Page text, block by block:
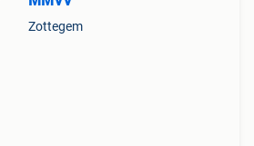
Zottegem